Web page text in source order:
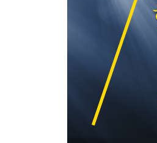
특강 숫자 없이 수학
수학이라고 하면 숫
숫자를 전혀 사용하
이 책을 펴내며